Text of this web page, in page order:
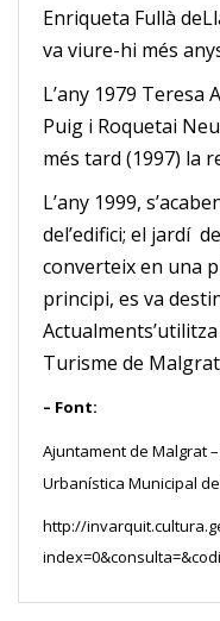
Enriqueta Fullà
va viure-hi més
L’any 1979 Teresa
Puig i Roquetai
més tard (1997) la
L’any 1999,
del’edifici; el jardí
converteix en una
principi, es va
Turisme de
– Font:
Ajuntament de Malgrat
Urbanística Municipal
http://